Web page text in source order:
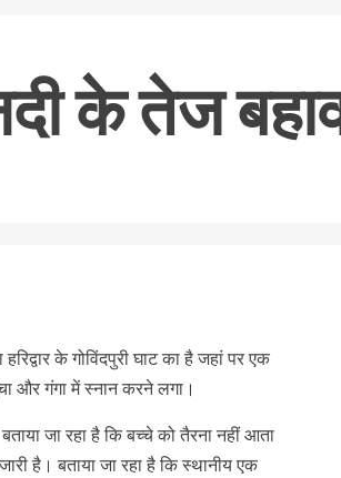
के तेज
के गोविंदपुरी घाट का है जहां पर एक
और गंगा में स्नान करने लगा।
जा रहा है कि बच्चे को तैरना नहीं आता
है। बताया जा रहा है कि स्थानीय एक